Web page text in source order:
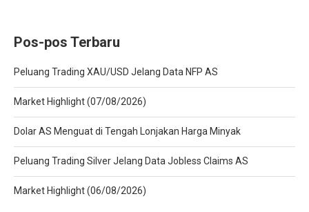
Pos-pos Terbaru
Peluang Trading XAU/USD Jelang Data NFP AS
Market Highlight (07/08/2026)
Dolar AS Menguat di Tengah Lonjakan Harga Minyak
Peluang Trading Silver Jelang Data Jobless Claims AS
Market Highlight (06/08/2026)